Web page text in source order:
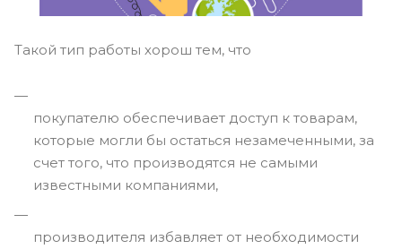
Такой тип работы хорош тем, что
покупателю обеспечивает доступ к товарам,
которые могли бы остаться незамеченными, за
счет того, что производятся не самыми
известными компаниями,
производителя избавляет от необходимости